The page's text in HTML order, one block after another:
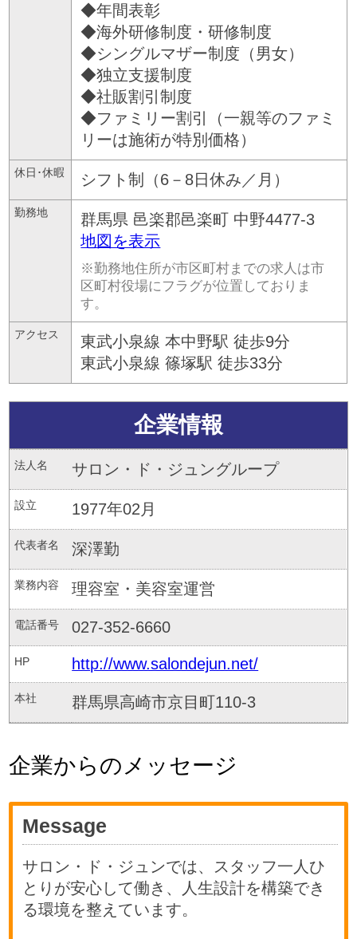
◆年間表彰
◆海外研修制度・研修制度
◆シングルマザー制度（男女）
◆独立支援制度
◆社販割引制度
◆ファミリー割引（一親等のファミ
リーは施術が特別価格）
休日･休暇 シフト制（6－8日休み／月）
勤務地 群馬県 邑楽郡邑楽町 中野4477-3
地図を表示
※勤務地住所が市区町村までの求人は市
区町村役場にフラグが位置しておりま
す。
アクセス
東武小泉線 本中野駅 徒歩9分
東武小泉線 篠塚駅 徒歩33分
企業情報
法人名 サロン・ド・ジュングループ
設立 1977年02月
代表者名 深澤勤
業務内容 理容室・美容室運営
電話番号 027-352-6660
HP http://www.salondejun.net/
本社 群馬県高崎市京目町110-3
企業からのメッセージ
Message
サロン・ド・ジュンでは、スタッフ一人ひ
とりが安心して働き、人生設計を構築でき
る環境を整えています。